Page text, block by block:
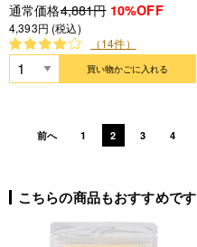
通常価格4,881円 10%OFF
4,393円 (税込)
（14件）
買い物かごに入れる
前へ 1 2 3 4
こちらの商品もおすすめです